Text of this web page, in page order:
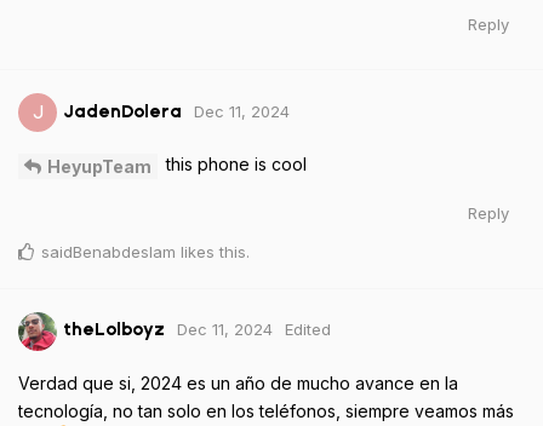
Reply
J JadenDolera Dec 11, 2024
HeyupTeam this phone is cool
Reply
saidBenabdeslam likes this.
theLolboyz Dec 11, 2024 Edited
Verdad que si, 2024 es un año de mucho avance en la
tecnología, no tan solo en los teléfonos, siempre veamos más